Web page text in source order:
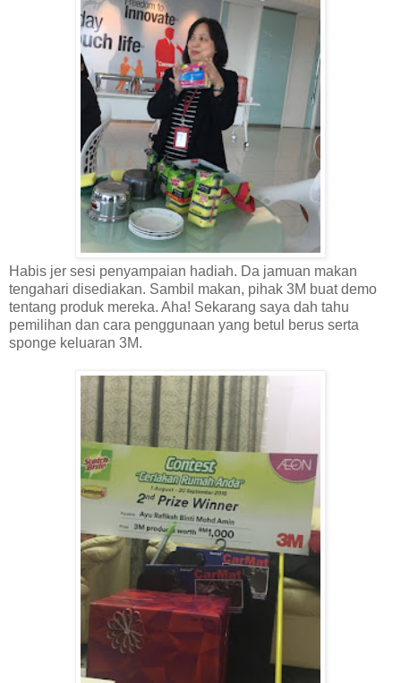
Habis jer sesi penyampaian hadiah. Da jamuan makan
tengahari disediakan. Sambil makan, pihak 3M buat demo
tentang produk mereka. Aha! Sekarang saya dah tahu
pemilihan dan cara penggunaan yang betul berus serta
sponge keluaran 3M.